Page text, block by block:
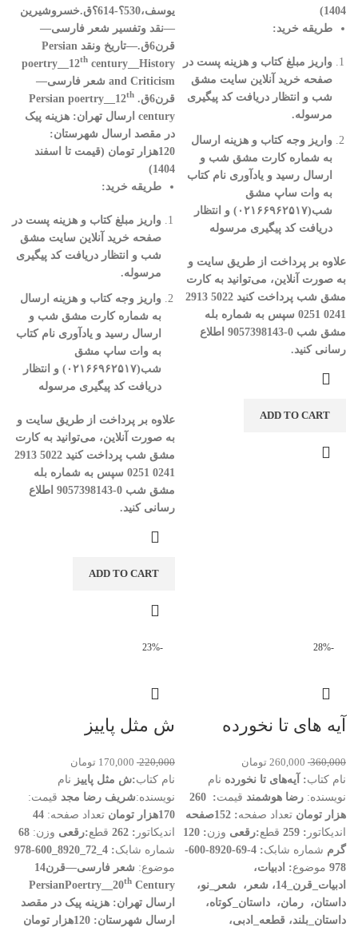
1404)
طریقه خرید:
واریز مبلغ کتاب و هزینه پست در
صفحه خرید آنلاین سایت مشق
شب و انتظار دریافت کد پیگیری
مرسوله.
واریز وجه کتاب و هزینه ارسال
به شماره کارت مشق شب و
ارسال رسید و یادآوری نام کتاب
به وات ساپ مشق
شب(۰۲۱۶۶۹۶۲۵۱۷)
و انتظار
دریافت کد پیگیری مرسوله
علاوه بر پرداخت از طریق سایت و
به صورت آنلاین، می‌توانید به کارت
مشق شب پرداخت کنید 5022
2913
0241
0251 سپس به شماره بله
مشق شب 0-9057398143
اطلاع
رسانی کنید.
ADD TO CART
یوسف،530؟-614؟ق.خسروشیرین
—نقد وتفسیر شعر فارسی—
قرن6ق.—تاریخ ونقد
Persian
poertry__12th century__History
and Criticism شعر فارسی—
قرن6ق.
Persian poertry__12th
century ارسال تهران: هزینه پیک
در مقصد ارسال شهرستان:
120هزار تومان (قیمت تا اسفند
1404)
طریقه خرید:
واریز مبلغ کتاب و هزینه پست در
صفحه خرید آنلاین سایت مشق
شب و انتظار دریافت کد پیگیری
مرسوله.
واریز وجه کتاب و هزینه ارسال
به شماره کارت مشق شب و
ارسال رسید و یادآوری نام کتاب
به وات ساپ مشق
شب(۰۲۱۶۶۹۶۲۵۱۷)
و انتظار
دریافت کد پیگیری مرسوله
علاوه بر پرداخت از طریق سایت و
به صورت آنلاین، می‌توانید به کارت
مشق شب پرداخت کنید 5022
2913
0241
0251 سپس به شماره بله
مشق شب 0-9057398143
اطلاع
رسانی کنید.
ADD TO CART
-28%
آیه های تا نخورده
360,000
260,000 تومان
نام کتاب: آیه‌های تا نخورده نام
نویسنده: رضا هوشمند قیمت
: 260
هزار تومان تعداد صفحه: 152صفحه
اندیکاتور : 259 قطع:رقعی وزن
: 120
گرم شماره شابک
: 4-69-8920-600-
978 موضوع: ادبیات،
ادبیات_قرن_14، شعر، شعر_نو،
داستان، رمان، داستان_کوتاه،
داستان_بلند، قطعه_ادبی،
-23%
ش مثل پاییز
220,000
170,000 تومان
نام کتاب:ش مثل پاییز نام
نویسنده:شریف رضا مجد قیمت:
170هزار تومان
تعداد صفحه:
اندیکاتور : 262 قطع:رقعی وزن:
شماره شابک: 4
موضوع: شعر فارسی—قرن14
PersianPoertry__20th Century
ارسال تهران: هزینه پیک در مقصد
ارسال شهرستان: 120هزار تومان